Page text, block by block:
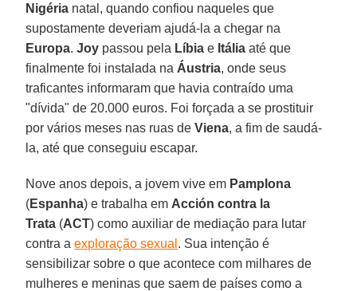
Nigéria natal, quando confiou naqueles que
supostamente deveriam ajudá-la a chegar na
Europa.Joy passou pela Líbia e Itália até que
finalmente foi instalada na Áustria, onde seus
traficantes informaram que havia contraído uma
"dívida" de 20.000 euros. Foi forçada a se prostituir
por vários meses nas ruas deViena, a fim de saudá-
la, até que conseguiu escapar.
Nove anos depois, a jovem vive em Pamplona
(Espanha) e trabalha em Acción contra la
Trata (ACT) como auxiliar de mediação para lutar
contra aexploração sexual . Sua intenção é
sensibilizar sobre o que acontece com milhares de
mulheres e meninas que saem de países como a